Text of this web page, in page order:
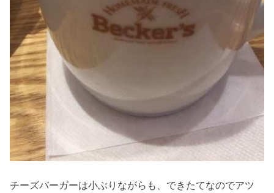
チーズバーガーは小ぶりながらも、できたてなのでアツ